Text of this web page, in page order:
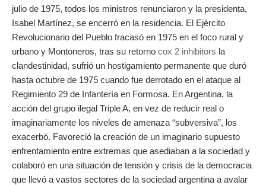
julio de 1975, todos los ministros renunciaron y la presidenta,
Isabel Martínez, se encerró en la residencia. El Ejército
Revolucionario del Pueblo fracasó en 1975 en el foco rural y
urbano y Montoneros, tras su retorno cox 2 inhibitors la
clandestinidad, sufrió un hostigamiento permanente que duró
hasta octubre de 1975 cuando fue derrotado en el ataque al
Regimiento 29 de Infantería en Formosa. En Argentina, la
acción del grupo ilegal Triple A, en vez de reducir real o
imaginariamente los niveles de amenaza “subversiva”, los
exacerbó. Favoreció la creación de un imaginario supuesto
enfrentamiento entre extremas que asediaban a la sociedad y
colaboró en una situación de tensión y crisis de la democracia
que llevó a vastos sectores de la sociedad argentina a avalar